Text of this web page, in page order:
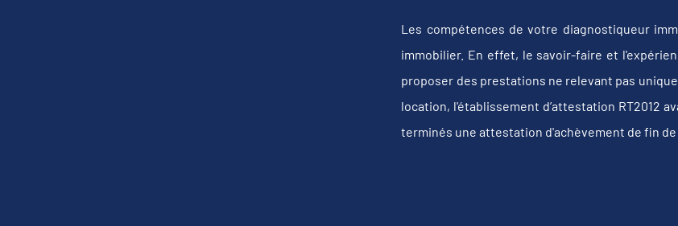
Les compétences de votre diagnostiqueur
immobilier. En effet, le savoir-faire et
proposer des prestations ne relevant pas
location, l'établissement d’attestation RT2012
terminés une attestation d'achèvement de fin de